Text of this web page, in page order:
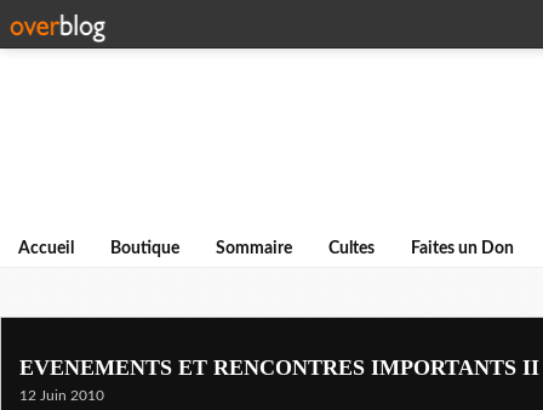
Accueil Boutique Sommaire Cultes Faites un Don
EVENEMENTS ET RENCONTRES IMPORTANTS II
12 Juin 2010